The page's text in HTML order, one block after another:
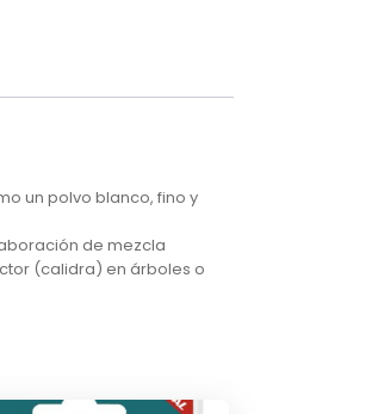
un polvo blanco, fino y
de mezcla
(calidra) en árboles o